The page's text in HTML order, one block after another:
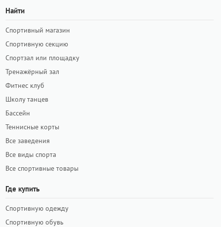
Найти
Спортивный магазин
Спортивную секцию
Спортзал или площадку
Тренажёрный зал
Фитнес клуб
Школу танцев
Бассейн
Теннисные корты
Все заведения
Все виды спорта
Все спортивные товары
Где купить
Спортивную одежду
Спортивную обувь